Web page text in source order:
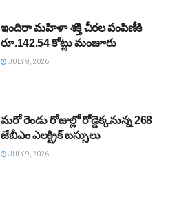
ఇందిరా మహిళా శక్తి చీరల పంపిణీకి
రూ.142.54 కోట్లు మంజూరు
JULY 9, 2026
మరో రెండు రోజుల్లో రోడ్డెక్కనున్న 268
జేబీఎం ఎలక్ట్రిక్‌ బస్సులు
JULY 9, 2026